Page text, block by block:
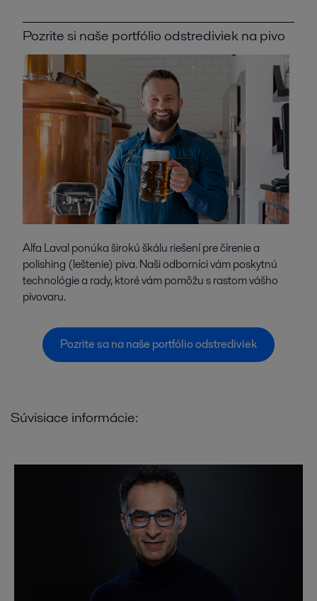
Pozrite si naše portfólio odstrediviek na pivo
Alfa Laval ponúka širokú škálu riešení pre čírenie a
polishing (leštenie) piva. Naši odborníci vám poskytnú
technológie a rady, ktoré vám pomôžu s rastom vášho
pivovaru.
Pozrite sa na naše portfólio odstrediviek
Súvisiace informácie: